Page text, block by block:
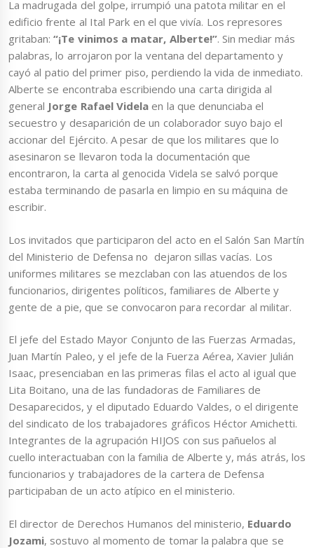
La madrugada del golpe, irrumpió una patota militar en el
edificio frente al Ital Park en el que vivía. Los represores
gritaban:“¡Te vinimos a matar, Alberte!”. Sin mediar más
palabras, lo arrojaron por la ventana del departamento y
cayó al patio del primer piso, perdiendo la vida de inmediato.
Alberte se encontraba escribiendo una carta dirigida al
general Jorge Rafael Videlaen la que denunciaba el
secuestro y desaparición de un colaborador suyo bajo el
accionar del Ejército. A pesar de que los militares que lo
asesinaron se llevaron toda la documentación que
encontraron, la carta al genocida Videla se salvó porque
estaba terminando de pasarla en limpio en su máquina de
escribir.
Los invitados que participaron del acto en el Salón San Martín
del Ministerio de Defensa no dejaron sillas vacías. Los
uniformes militares se mezclaban con las atuendos de los
funcionarios, dirigentes políticos, familiares de Alberte y
gente de a pie, que se convocaron para recordar al militar.
El jefe del Estado Mayor Conjunto de las Fuerzas Armadas,
Juan Martín Paleo, y el jefe de la Fuerza Aérea, Xavier Julián
Isaac, presenciaban en las primeras filas el acto al igual que
Lita Boitano, una de las fundadoras de Familiares de
Desaparecidos, y el diputado Eduardo Valdes, o el dirigente
del sindicato de los trabajadores gráficos Héctor Amichetti.
Integrantes de la agrupación HIJOS con sus pañuelos al
cuello interactuaban con la familia de Alberte y, más atrás, los
funcionarios y trabajadores de la cartera de Defensa
participaban de un acto atípico en el ministerio.
El director de Derechos Humanos del ministerio, Eduardo
Jozami, sostuvo al momento de tomar la palabra que se